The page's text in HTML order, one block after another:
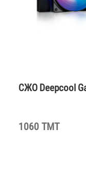
СЖО Deepcool
1060 TMT